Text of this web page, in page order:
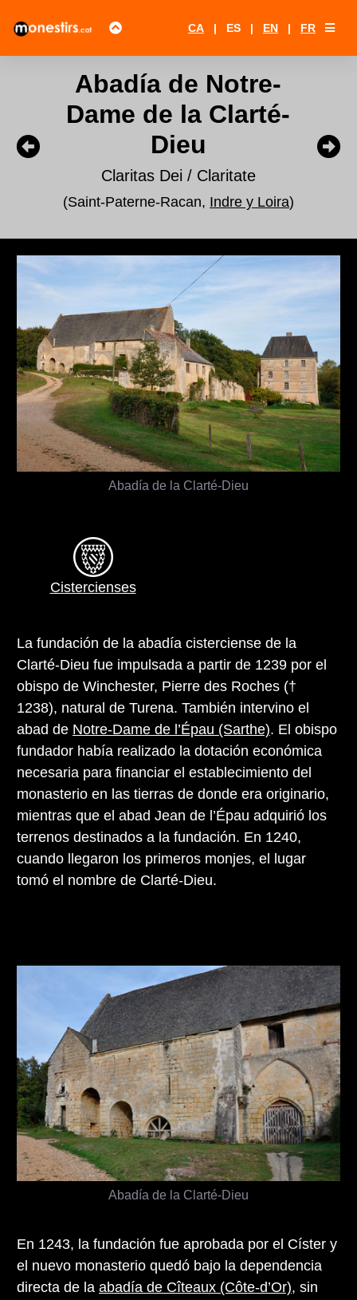
CA | ES | EN | FR
Abadía de Notre-
Dame de la Clarté-
Dieu
Claritas Dei / Claritate
(Saint-Paterne-Racan, Indre y Loira)
Abadía de la Clarté-Dieu
Cistercienses
La fundación de la abadía cisterciense de la
Clarté-Dieu fue impulsada a partir de 1239 por el
obispo de Winchester, Pierre des Roches (†
1238), natural de Turena. También intervino el
abad de Notre-Dame de l’Épau (Sarthe). El obispo
fundador había realizado la dotación económica
necesaria para financiar el establecimiento del
monasterio en las tierras de donde era originario,
mientras que el abad Jean de l’Épau adquirió los
terrenos destinados a la fundación. En 1240,
cuando llegaron los primeros monjes, el lugar
tomó el nombre de Clarté-Dieu.
Abadía de la Clarté-Dieu
En 1243, la fundación fue aprobada por el Císter y
el nuevo monasterio quedó bajo la dependencia
directa de la abadía de Cîteaux (Côte-d’Or), sin